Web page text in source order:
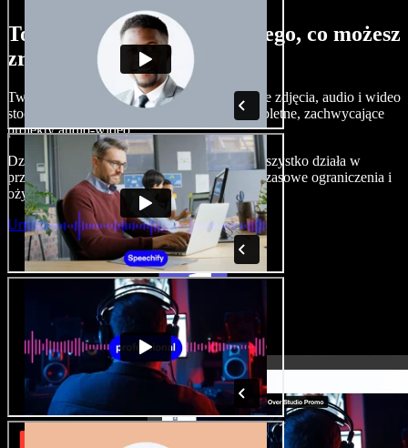
To tylko niewielka próbka tego, co możesz
zrobić z Speechify Studio.
Twórz nagrania lektorskie, dodawaj bezpłatne zdjęcia, audio i wideo
stockowe, klonuj swój głos — i składaj kompletne, zachwycające
projekty audio-wideo.
Dzięki zerowej krzywej uczenia i temu, że wszystko działa w
przeglądarce, twórcy mogą porzucić dotychczasowe ograniczenia i
ożywić każdy kreatywny pomysł.
Uruchom Studio